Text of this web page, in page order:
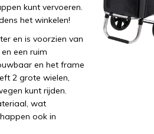
kunt vervoeren.
het winkelen!
en is voorzien van
een ruim
en het frame
2 grote wielen,
kunt rijden.
wat
ook in